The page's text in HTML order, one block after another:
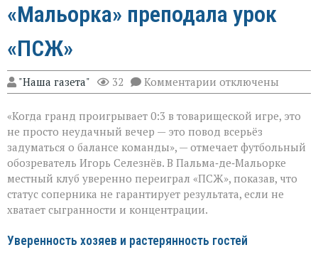
«Мальорка» преподала урок
«ПСЖ»
"Наша газета" 32 Комментарии к
записи
сюрприз
в
Пальме:
«Мальорка»
преподала
урок
«ПСЖ»
отключены
«Когда гранд проигрывает 0:3 в товарищеской игре, это
не просто неудачный вечер — это повод всерьёз
задуматься о балансе команды», — отмечает футбольный
обозреватель Игорь Селезнёв. В Пальма‑де‑Мальорке
местный клуб уверенно переиграл «ПСЖ», показав, что
статус соперника не гарантирует результата, если не
хватает сыгранности и концентрации.
Уверенность хозяев и растерянность гостей